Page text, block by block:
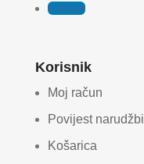
Follow
Korisnik
Moj račun
Povijest narudžbi
Košarica